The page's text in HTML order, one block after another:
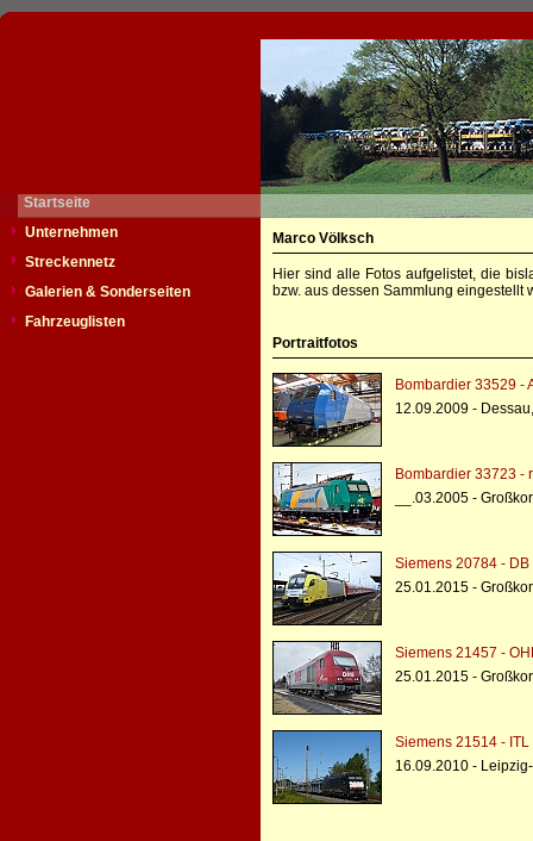
Startseite
Unternehmen
Streckennetz
Galerien & Sonderseiten
Fahrzeuglisten
Marco Völksch
Hier sind alle Fotos aufgelistet, die
bzw. aus dessen Sammlung eingestellt
Portraitfotos
Bombardier 33529 -
12.09.2009 -
Bombardier 33723 -
__.03.2005 -
Siemens 20784 -
25.01.2015 -
Siemens 21457 -
25.01.2015 -
Siemens 21514 - ITL
16.09.2010 -